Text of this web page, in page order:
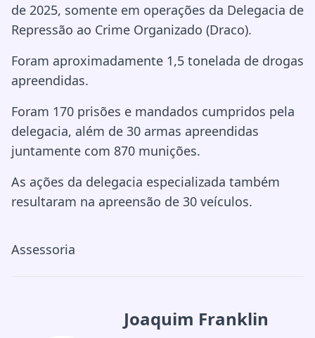
de 2025, somente em operações da Delegacia de
Repressão ao Crime Organizado (Draco).
Foram aproximadamente 1,5 tonelada de drogas
apreendidas.
Foram 170 prisões e mandados cumpridos pela
delegacia, além de 30 armas apreendidas
juntamente com 870 munições.
As ações da delegacia especializada também
resultaram na apreensão de 30 veículos.
Assessoria
Joaquim Franklin